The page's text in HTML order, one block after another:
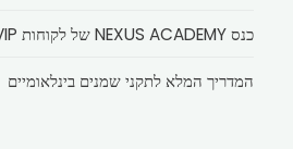
כנס NEXUS ACADEMY של לקוחות VIP פרומט 2019
המדריך המלא לתקני שמנים בינלאומיים